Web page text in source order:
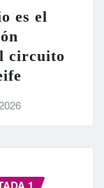
es el
circuito